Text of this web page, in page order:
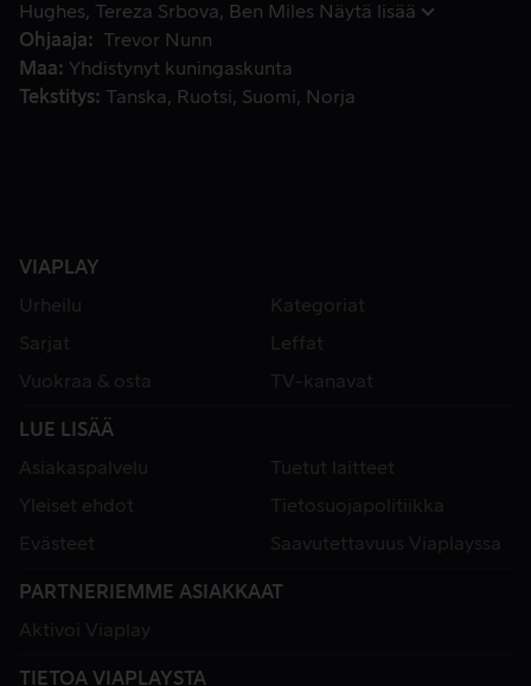
Hughes
Tereza Srbova Ben Miles Näytä lisää
Ohjaaja
Trevor Nunn
Maa
Yhdistynyt kuningaskunta
Tekstitys
Tanska Ruotsi Suomi Norja
VIAPLAY
Urheilu
Kategoriat
Sarjat
Leffat
Vuokraa & osta
TV-kanavat
LUE LISÄÄ
Asiakaspalvelu
Tuetut laitteet
Yleiset ehdot
Tietosuojapolitiikka
Evästeet
Saavutettavuus Viaplayssa
PARTNERIEMME ASIAKKAAT
Aktivoi Viaplay
TIETOA VIAPLAYSTA